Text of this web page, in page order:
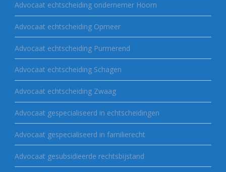
Advocaat echtscheiding ondernemer Hoorn
Advocaat echtscheiding Opmeer
Advocaat echtscheiding Purmerend
Advocaat echtscheiding Schagen
Advocaat echtscheiding Zwaag
Advocaat gespecialiseerd in echtscheidingen
Advocaat gespecialiseerd in familierecht
Advocaat gesubsidieerde rechtsbijstand